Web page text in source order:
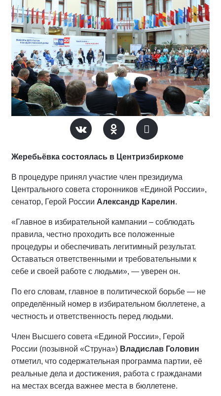
Жеребьёвка состоялась в Центризбиркоме
В процедуре принял участие член президиума
Центрального совета сторонников «Единой России»,
сенатор, Герой России Александр Карелин.
«Главное в избирательной кампании – соблюдать
правила, честно проходить все положенные
процедуры и обеспечивать легитимный результат.
Оставаться ответственными и требовательными к
себе и своей работе с людьми», — уверен он.
По его словам, главное в политической борьбе — не
определённый номер в избирательном бюллетене, а
честность и ответственность перед людьми.
Член Высшего совета «Единой России», Герой
России (позывной «Струна») Владислав Головин
отметил, что содержательная программа партии, её
реальные дела и достижения, работа с гражданами
на местах всегда важнее места в бюллетене.